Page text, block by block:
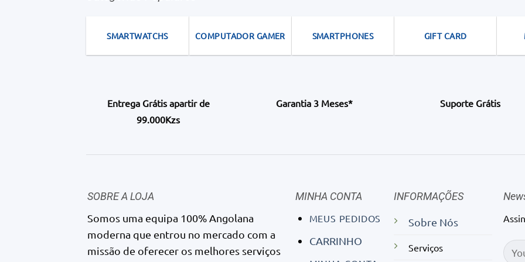
chosen
on
chosen
on
page
chosen
on
page
SMARTWATCHS COMPUTADOR GAMER SMARTPHONES GIFT CARD
Entrega Grátis apartir de
99.000Kzs
Garantia 3 Meses* Suporte Grátis
SOBRE A LOJA
Somos uma equipa 100% Angolana
moderna que entrou no mercado com a
missão de oferecer os melhores serviços
MINHA CONTA
MEUS PEDIDOS
CARRINHO
INFORMAÇÕES
Sobre Nós
Serviços